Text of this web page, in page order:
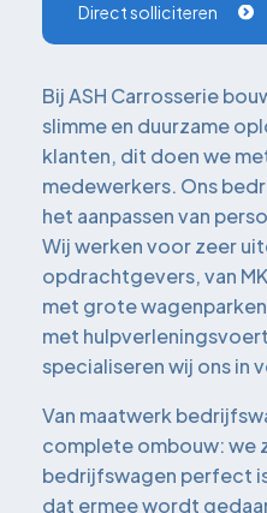
Direct solliciteren
Bij ASH Carrosserie
slimme en duurzame
klanten, dit doen we
medewerkers. Ons
het aanpassen van
Wij werken voor zeer
opdrachtgevers, van
met grote
met
specialiseren wij ons in
Van maatwerk
complete ombouw: we
bedrijfswagen perfect
dat ermee wordt